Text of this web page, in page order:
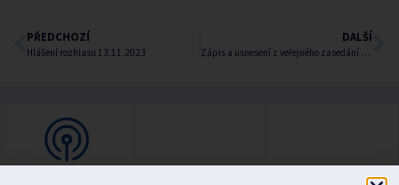
PŘEDCHOZÍ
Hlášení rozhlasu 13.11.2023
DALŠÍ
Zápis a usnesení z veřejného zasedání 4/2023 konaného dne 9.11.2023